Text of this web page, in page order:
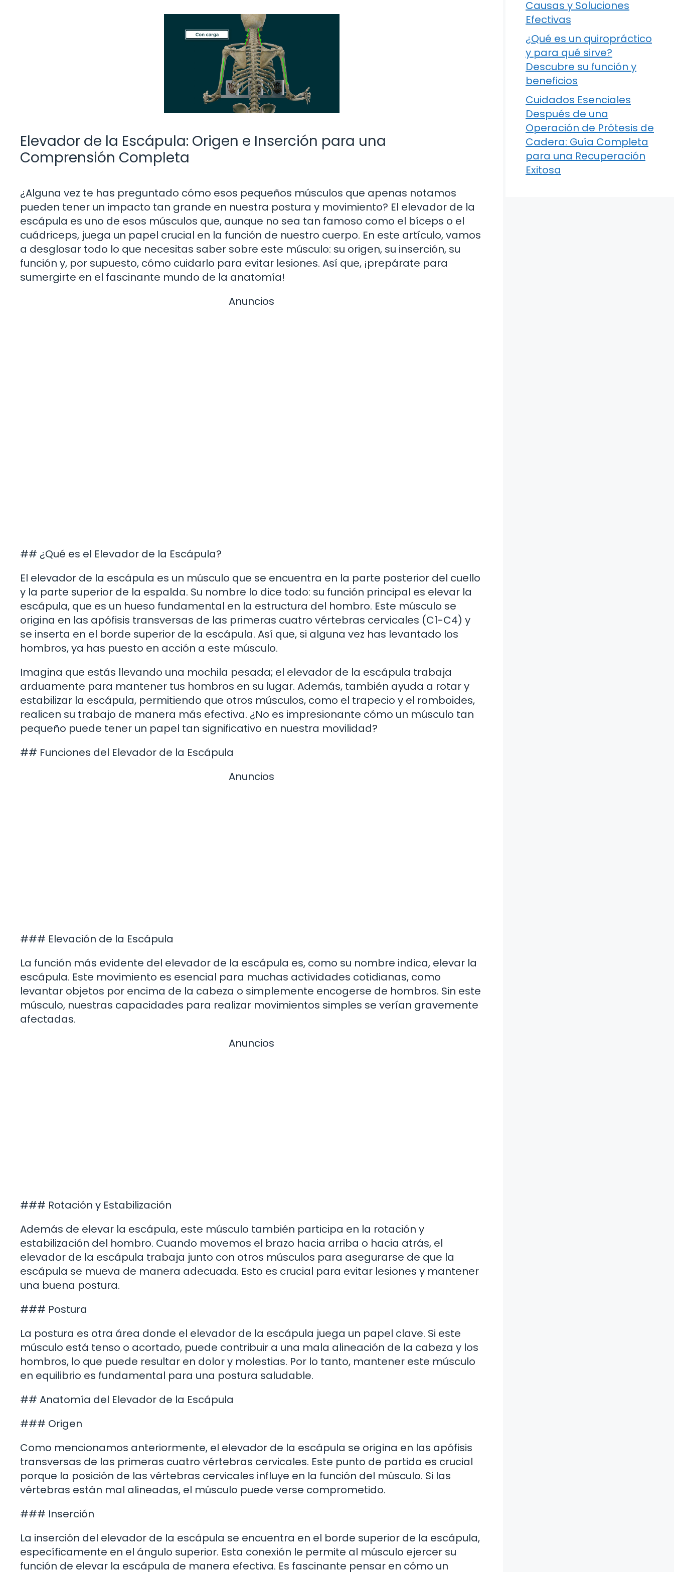
Elevador de la Escápula: Origen e Inserción para una
Comprensión Completa
¿Alguna vez te has preguntado cómo esos pequeños músculos que apenas notamos
pueden tener un impacto tan grande en nuestra postura y movimiento? El elevador de la
escápula es uno de esos músculos que, aunque no sea tan famoso como el bíceps o el
cuádriceps, juega un papel crucial en la función de nuestro cuerpo. En este artículo, vamos
a desglosar todo lo que necesitas saber sobre este músculo: su origen, su inserción, su
función y, por supuesto, cómo cuidarlo para evitar lesiones. Así que, ¡prepárate para
sumergirte en el fascinante mundo de la anatomía!
Anuncios
## ¿Qué es el Elevador de la Escápula?
El elevador de la escápula es un músculo que se encuentra en la parte posterior del cuello
y la parte superior de la espalda. Su nombre lo dice todo: su función principal es elevar la
escápula, que es un hueso fundamental en la estructura del hombro. Este músculo se
origina en las apófisis transversas de las primeras cuatro vértebras cervicales (C1-C4) y
se inserta en el borde superior de la escápula. Así que, si alguna vez has levantado los
hombros, ya has puesto en acción a este músculo.
Imagina que estás llevando una mochila pesada; el elevador de la escápula trabaja
arduamente para mantener tus hombros en su lugar. Además, también ayuda a rotar y
estabilizar la escápula, permitiendo que otros músculos, como el trapecio y el romboides,
realicen su trabajo de manera más efectiva. ¿No es impresionante cómo un músculo tan
pequeño puede tener un papel tan significativo en nuestra movilidad?
## Funciones del Elevador de la Escápula
Anuncios
### Elevación de la Escápula
La función más evidente del elevador de la escápula es, como su nombre indica, elevar la
escápula. Este movimiento es esencial para muchas actividades cotidianas, como
levantar objetos por encima de la cabeza o simplemente encogerse de hombros. Sin este
músculo, nuestras capacidades para realizar movimientos simples se verían gravemente
afectadas.
Anuncios
### Rotación y Estabilización
Además de elevar la escápula, este músculo también participa en la rotación y
estabilización del hombro. Cuando movemos el brazo hacia arriba o hacia atrás, el
elevador de la escápula trabaja junto con otros músculos para asegurarse de que la
escápula se mueva de manera adecuada. Esto es crucial para evitar lesiones y mantener
una buena postura.
### Postura
La postura es otra área donde el elevador de la escápula juega un papel clave. Si este
músculo está tenso o acortado, puede contribuir a una mala alineación de la cabeza y los
hombros, lo que puede resultar en dolor y molestias. Por lo tanto, mantener este músculo
en equilibrio es fundamental para una postura saludable.
## Anatomía del Elevador de la Escápula
### Origen
Como mencionamos anteriormente, el elevador de la escápula se origina en las apófisis
transversas de las primeras cuatro vértebras cervicales. Este punto de partida es crucial
porque la posición de las vértebras cervicales influye en la función del músculo. Si las
vértebras están mal alineadas, el músculo puede verse comprometido.
### Inserción
La inserción del elevador de la escápula se encuentra en el borde superior de la escápula,
específicamente en el ángulo superior. Esta conexión le permite al músculo ejercer su
función de elevar la escápula de manera efectiva. Es fascinante pensar en cómo un
Causas y Soluciones
Efectivas
¿Qué es un quiropráctico
y para qué sirve?
Descubre su función y
beneficios
Cuidados Esenciales
Después de una
Operación de Prótesis de
Cadera: Guía Completa
para una Recuperación
Exitosa